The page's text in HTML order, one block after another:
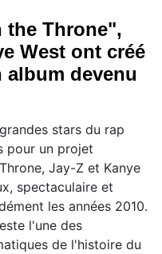
the Throne",
West ont créé
album devenu
stars du rap
pour un projet
Jay-Z et Kanye
spectaculaire et
les années 2010.
l'une des
de l'histoire du